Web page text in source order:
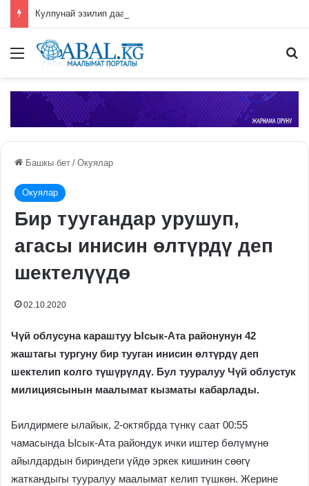
Меню
Башкы бет / Окуялар
Окуялар
Бир туугандар урушуп,
агасы инисин өлтүрдү деп
шектелүүдө
02.10.2020
Чүй облусуна караштуу Ысык-Ата районунун 42
жаштагы тургуну бир тууган инисин өлтүрдү деп
шектелип колго түшүрүлдү. Бул тууралуу Чүй облустук
милициясынын маалымат кызматы кабарлады.
Билдирмеге ылайык, 2-октябрда түнкү саат 00:55
чамасында Ысык-Ата райондук ички иштер бөлүмүнө
айылдардын бириндеги үйдө эркек кишинин сөөгү
жаткандыгы тууралуу маалымат келип түшкөн. Жерине